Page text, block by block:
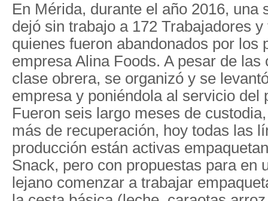
En Mérida, durante el año 2016, una
dejó sin trabajo a 172 Trabajadores
quienes fueron abandonados por los
empresa Alina Foods. A pesar de las
clase obrera, se organizó y se
empresa y poniéndola al servicio del
Fueron seis largo meses de
más de recuperación, hoy todas las
producción están activas
Snack, pero con propuestas para en
lejano comenzar a trabajar